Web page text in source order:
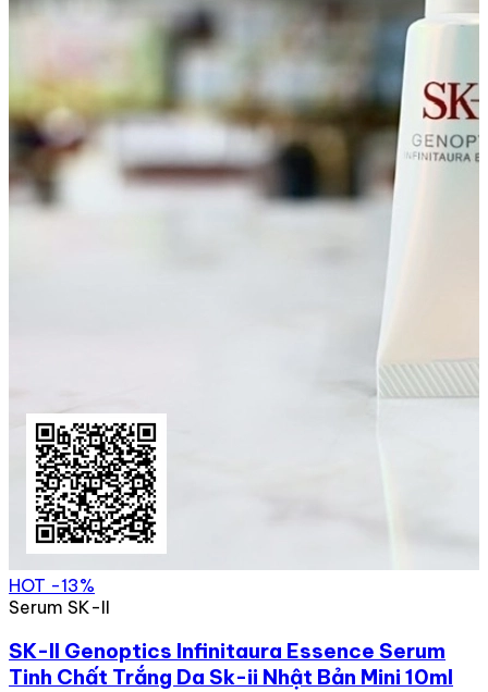
HOT -13%
Serum SK-II
SK-II Genoptics Infinitaura Essence Serum
Tinh Chất Trắng Da Sk-ii Nhật Bản Mini 10ml